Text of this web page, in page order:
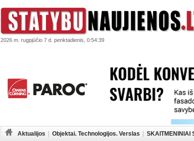
2026 m. rugpjūčio 7 d. penktadienis, 0:54:39
Aktualijos Objektai. Technologijos. Verslas SKAITMENINIAI